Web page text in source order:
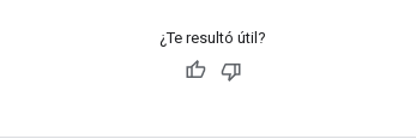
¿Te resultó útil?